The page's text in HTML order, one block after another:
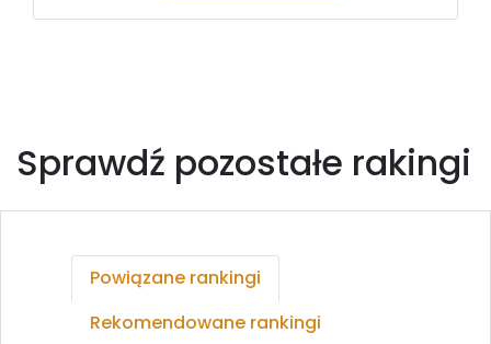
Sprawdź pozostałe rakingi
Powiązane rankingi
Rekomendowane rankingi